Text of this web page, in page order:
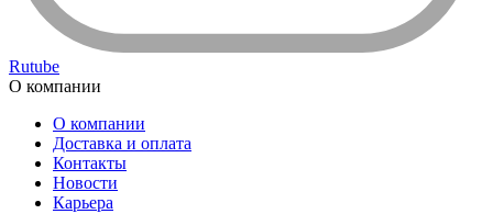
Rutube
О компании
О компании
Доставка и оплата
Контакты
Новости
Карьера